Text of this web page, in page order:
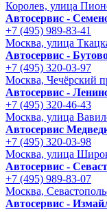
Королев, улица
Автосервис -
+7 (495) 989-83-41
Москва, улица
Автосервис -
+7 (495) 320-03-97
Москва, Чечёрский
Автосервис -
+7 (495) 320-46-43
Москва, улица
Автосервис
+7 (495) 320-03-98
Москва, улица
Автосервис -
+7 (495) 989-83-07
Москва,
Автосервис -